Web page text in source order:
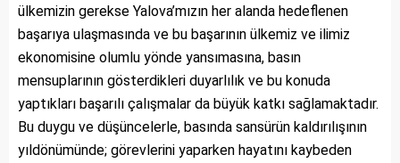
ülkemizin gerekse Yalova’mızın her alanda hedeflenen
başarıya ulaşmasında ve bu başarının ülkemiz ve ilimiz
ekonomisine olumlu yönde yansımasına, basın
mensuplarının gösterdikleri duyarlılık ve bu konuda
yaptıkları başarılı çalışmalar da büyük katkı sağlamaktadır.
Bu duygu ve düşüncelerle, basında sansürün kaldırılışının
yıldönümünde; görevlerini yaparken hayatını kaybeden